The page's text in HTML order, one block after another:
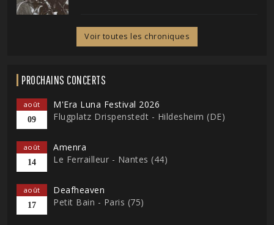
Voir toutes les chroniques
PROCHAINS CONCERTS
août
09
M'Era Luna Festival 2026
Flugplatz Drispenstedt - Hildesheim (DE)
août
14
Amenra
Le Ferrailleur - Nantes (44)
août
17
Deafheaven
Petit Bain - Paris (75)